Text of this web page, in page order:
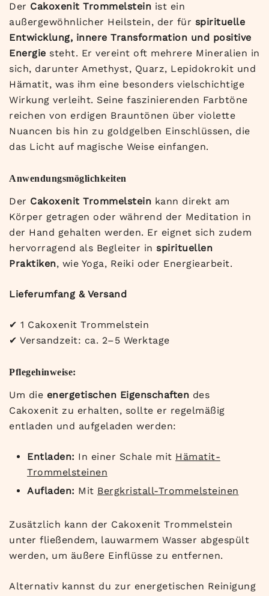
Der Cakoxenit Trommelstein ist ein
außergewöhnlicher Heilstein, der für spirituelle
Entwicklung, innere Transformation und positive
Energie steht. Er vereint oft mehrere Mineralien in
sich, darunter Amethyst, Quarz, Lepidokrokit und
Hämatit, was ihm eine besonders vielschichtige
Wirkung verleiht. Seine faszinierenden Farbtöne
reichen von erdigen Brauntönen über violette
Nuancen bis hin zu goldgelben Einschlüssen, die
das Licht auf magische Weise einfangen.
Anwendungsmöglichkeiten
Der Cakoxenit Trommelstein kann direkt am
Körper getragen oder während der Meditation in
der Hand gehalten werden. Er eignet sich zudem
hervorragend als Begleiter in spirituellen
Praktiken, wie Yoga, Reiki oder Energiearbeit.
Lieferumfang & Versand
✔ 1 Cakoxenit Trommelstein
✔ Versandzeit: ca. 2–5 Werktage
Pflegehinweise:
Um die energetischen Eigenschaften des
Cakoxenit zu erhalten, sollte er regelmäßig
entladen und aufgeladen werden:
Entladen: In einer Schale mit Hämatit-
Trommelsteinen
Aufladen: Mit Bergkristall-Trommelsteinen
Zusätzlich kann der Cakoxenit Trommelstein
unter fließendem, lauwarmem Wasser abgespült
werden, um äußere Einflüsse zu entfernen.
Alternativ kannst du zur energetischen Reinigung